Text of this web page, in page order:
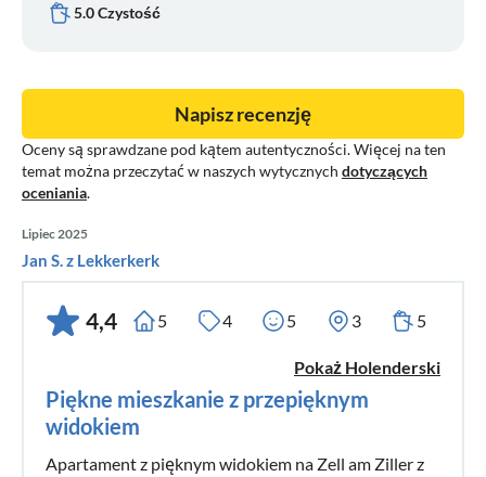
5.0 Czystość
Oceny są sprawdzane pod kątem autentyczności. Więcej na ten
temat można przeczytać w naszych wytycznych dotyczących
oceniania.
Napisz recenzję
Lipiec 2025
Jan S. z Lekkerkerk
4,4 5 4 5 3 5
Pokaż Holenderski
Piękne mieszkanie z przepięknym
widokiem
Apartament z pięknym widokiem na Zell am Ziller z